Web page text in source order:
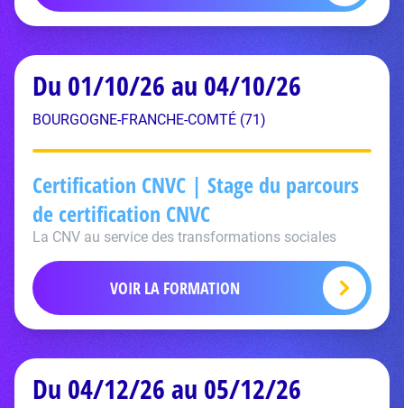
Du 01/10/26 au 04/10/26
BOURGOGNE-FRANCHE-COMTÉ (71)
Certification CNVC | Stage du parcours
de certification CNVC
La CNV au service des transformations sociales
VOIR LA FORMATION
Du 04/12/26 au 05/12/26